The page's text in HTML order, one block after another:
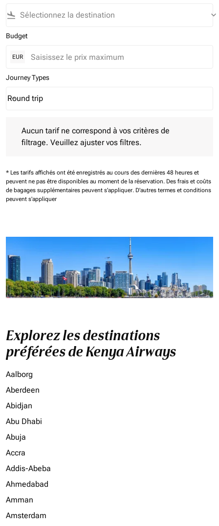
flight_land keyboard_arrow_down
Budget
EUR
Journey Types
Journey Types option Round trip Selected
Round trip
keyboard_arrow_down
Aucun tarif ne correspond à vos critères de
filtrage. Veuillez ajuster vos filtres.
* Les tarifs affichés ont été enregistrés au cours des dernières 48 heures et
peuvent ne pas être disponibles au moment de la réservation. Des frais et coûts
de bagages supplémentaires peuvent s'appliquer. D'autres termes et conditions
peuvent s'appliquer
Explorez les destinations
préférées de Kenya Airways
Aalborg
Aberdeen
Abidjan
Abu Dhabi
Abuja
Accra
Addis-Abeba
Ahmedabad
Amman
Amsterdam